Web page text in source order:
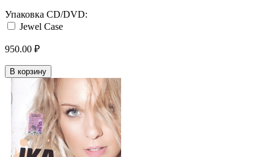
Упаковка CD/DVD:
Jewel Case
950.00 ₽
В корзину